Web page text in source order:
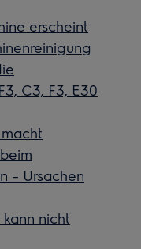
erscheint
C3, F3, E30
– Ursachen
kann nicht